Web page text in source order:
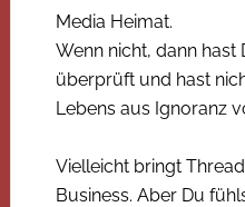
Media Heimat.
Wenn nicht, dann hast
überprüft und hast
Lebens aus Ignoranz
Vielleicht bringt
Business. Aber Du